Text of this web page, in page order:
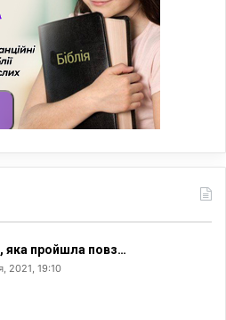
яка пройшла повз…
2021, 19:10